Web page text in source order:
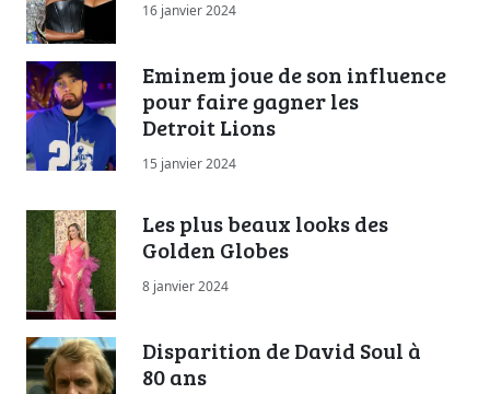
16 janvier 2024
Eminem joue de son influence
pour faire gagner les
Detroit Lions
15 janvier 2024
Les plus beaux looks des
Golden Globes
8 janvier 2024
Disparition de David Soul à
80 ans